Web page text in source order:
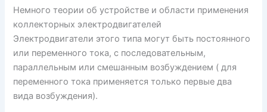
Немного теории об устройстве и области применения
коллекторных электродвигателей
Электродвигатели этого типа могут быть постоянного
или переменного тока, с последовательным,
параллельным или смешанным возбуждением ( для
переменного тока применяется только первые два
вида возбуждения).